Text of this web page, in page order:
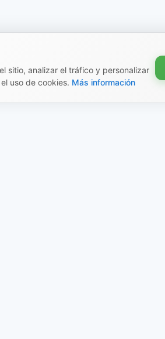
sitio, analizar el tráfico y personalizar
uso de cookies. Más información